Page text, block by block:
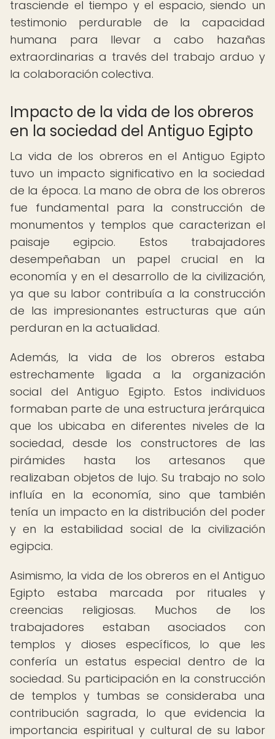
trasciende el tiempo y el espacio, siendo un
testimonio perdurable de la capacidad
humana para llevar a cabo hazañas
extraordinarias a través del trabajo arduo y
la colaboración colectiva.
Impacto de la vida de los obreros
en la sociedad del Antiguo Egipto
La vida de los obreros en el Antiguo Egipto
tuvo un impacto significativo en la sociedad
de la época. La mano de obra de los obreros
fue fundamental para la construcción de
monumentos y templos que caracterizan el
paisaje egipcio. Estos trabajadores
desempeñaban un papel crucial en la
economía y en el desarrollo de la civilización,
ya que su labor contribuía a la construcción
de las impresionantes estructuras que aún
perduran en la actualidad.
Además, la vida de los obreros estaba
estrechamente ligada a la organización
social del Antiguo Egipto. Estos individuos
formaban parte de una estructura jerárquica
que los ubicaba en diferentes niveles de la
sociedad, desde los constructores de las
pirámides hasta los artesanos que
realizaban objetos de lujo. Su trabajo no solo
influía en la economía, sino que también
tenía un impacto en la distribución del poder
y en la estabilidad social de la civilización
egipcia.
Asimismo, la vida de los obreros en el Antiguo
Egipto estaba marcada por rituales y
creencias religiosas. Muchos de los
trabajadores estaban asociados con
templos y dioses específicos, lo que les
confería un estatus especial dentro de la
sociedad. Su participación en la construcción
de templos y tumbas se consideraba una
contribución sagrada, lo que evidencia la
importancia espiritual y cultural de su labor